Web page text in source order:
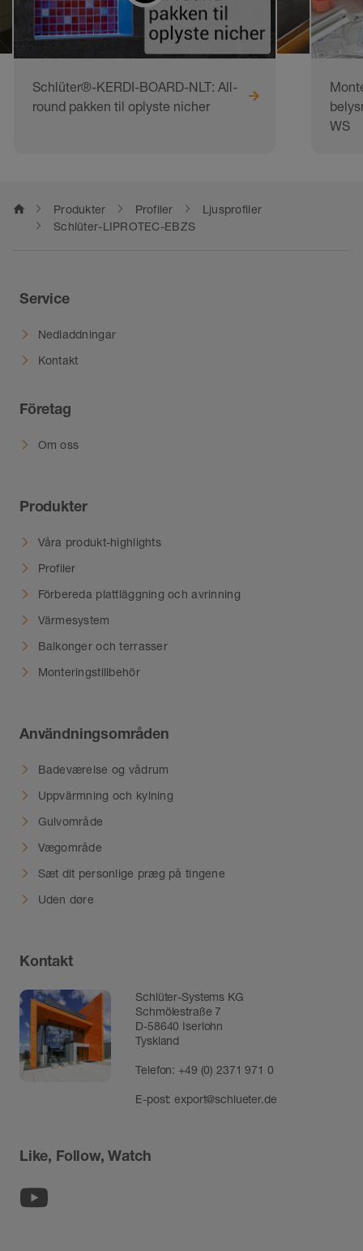
Schlüter®-KERDI-BOARD-NLT: All-
round pakken til oplyste nicher
WS
home Produkter Profiler
Ljusprofiler
Schlüter-LIPROTEC-EBZS
Service
Nedladdningar
Kontakt
Företag
Om oss
Produkter
Våra produkt-highlights
Profiler
Förbereda plattläggning och avrinning
Värmesystem
Balkonger och terrasser
Monteringstillbehör
Användningsområden
Badeværelse og vådrum
Uppvärmning och kylning
Gulvområde
Vægområde
Sæt dit personlige præg på tingene
Uden døre
Kontakt
Schlüter-Systems KG
Schmölestraße 7
D-58640 Iserlohn
Tyskland
Telefon:+49 (0) 2371 971 0
E-post:export@schlueter.de
Like, Follow, Watch